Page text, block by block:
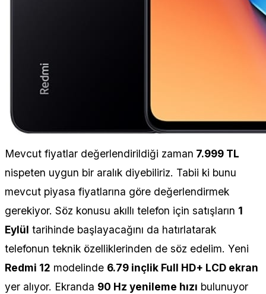
Mevcut fiyatlar değerlendirildiği zaman 7.999 TL
nispeten uygun bir aralık diyebiliriz. Tabii ki bunu
mevcut piyasa fiyatlarına göre değerlendirmek
gerekiyor. Söz konusu akıllı telefon için satışların 1
Eylül tarihinde başlayacağını da hatırlatarak
telefonun teknik özelliklerinden de söz edelim. Yeni
Redmi 12 modelinde 6.79 inçlik Full HD+ LCD ekran
yer alıyor. Ekranda 90 Hz yenileme hızı bulunuyor